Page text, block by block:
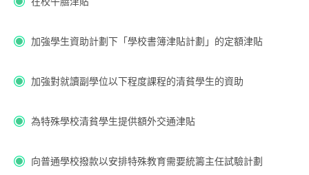
加強學生資助計劃下「學校書簿津貼計劃」的定額津貼
加強對就讀副學位以下程度課程的清貧學生的資助
為特殊學校清貧學生提供額外交通津貼
向普通學校撥款以安排特殊教育需要統籌主任試驗計劃